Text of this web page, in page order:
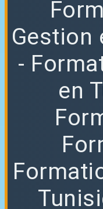
Gestion
-
en